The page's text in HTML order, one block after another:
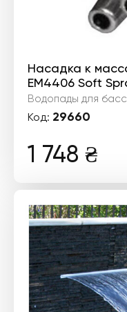
Насадка к
EM4406 Soft
Водопады для
Код: 29660
1 748 ₴